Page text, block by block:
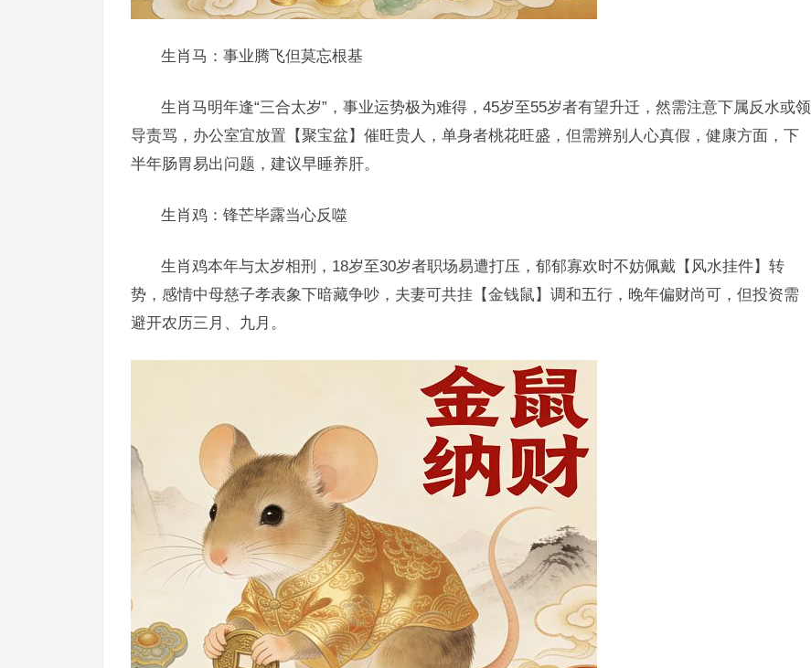
生肖马：事业腾飞但莫忘根基
生肖马明年逢“三合太岁”，事业运势极为难得，45岁至55岁者有望升迁，然需注意下属反水或领
导责骂，办公室宜放置【聚宝盆】催旺贵人，单身者桃花旺盛，但需辨别人心真假，健康方面，下
半年肠胃易出问题，建议早睡养肝。
生肖鸡：锋芒毕露当心反噬
生肖鸡本年与太岁相刑，18岁至30岁者职场易遭打压，郁郁寡欢时不妨佩戴【风水挂件】转
势，感情中母慈子孝表象下暗藏争吵，夫妻可共挂【金钱鼠】调和五行，晚年偏财尚可，但投资需
避开农历三月、九月。